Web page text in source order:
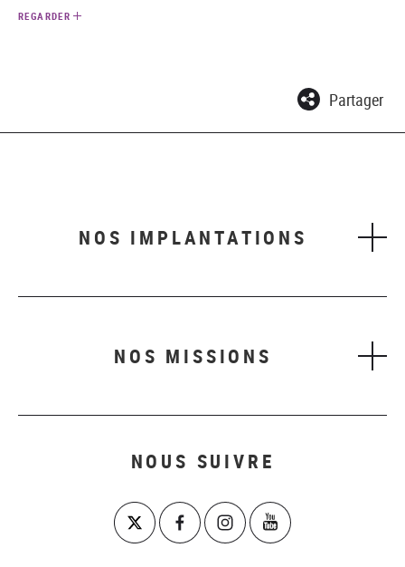
REGARDER
Partager
NOS IMPLANTATIONS
NOS MISSIONS
NOUS SUIVRE